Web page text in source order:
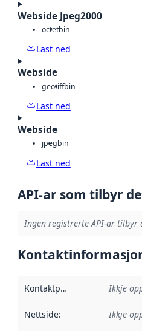
Webside Jpeg2000
octetbin
Last ned
Webside
geotiffbin
Last ned
Webside
jpegbin
Last ned
API-ar som tilbyr
Ingen registrerte API-ar tilbyr
Kontaktpunkt Ikkje
Nettside: Ikkje